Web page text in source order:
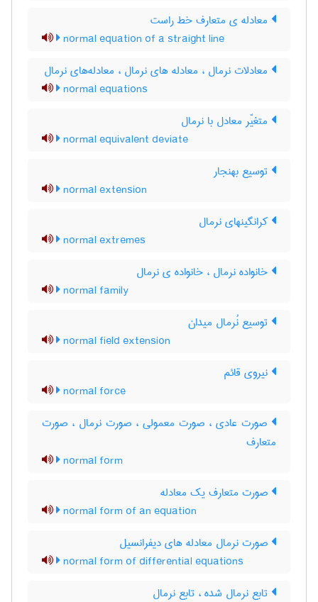
معادله ی متعارف خط راست
normal equation of a straight line
معادلات نرمال ، معادله های نرمال ، معادله‌های نرمال
normal equations
متغیّر معادل با نرمال
normal equivalent deviate
توسیع بهنجار
normal extension
کرانگینهای نرمال
normal extremes
خانواده نرمال ، خانواده ی نرمال
normal family
توسیع نُرمال میدان
normal field extension
نیروی قائم
normal force
صورت عادی ، صورت معمولی ، صورت نرمال ، صورت
متعارف
normal form
صورت متعارف یک معادله
normal form of an equation
صورت نرمال معادله های دیفرانسیل
normal form of differential equations
تابع نرمال شده ، تابع نرمال